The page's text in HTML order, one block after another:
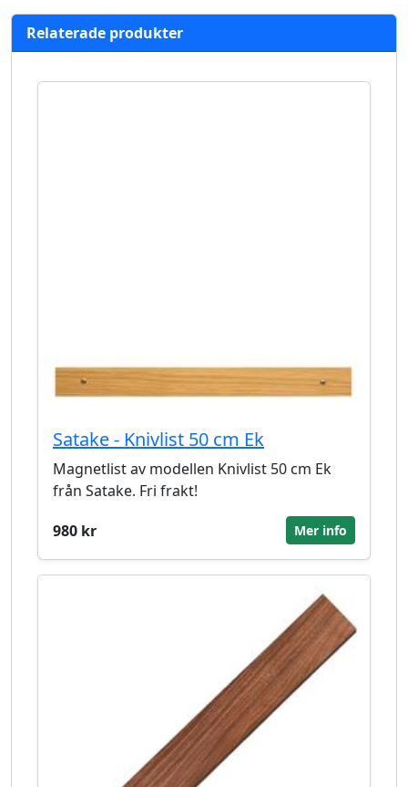
Relaterade produkter
Satake - Knivlist 50 cm Ek
Magnetlist av modellen Knivlist 50 cm Ek
från Satake. Fri frakt!
980 kr
Mer info